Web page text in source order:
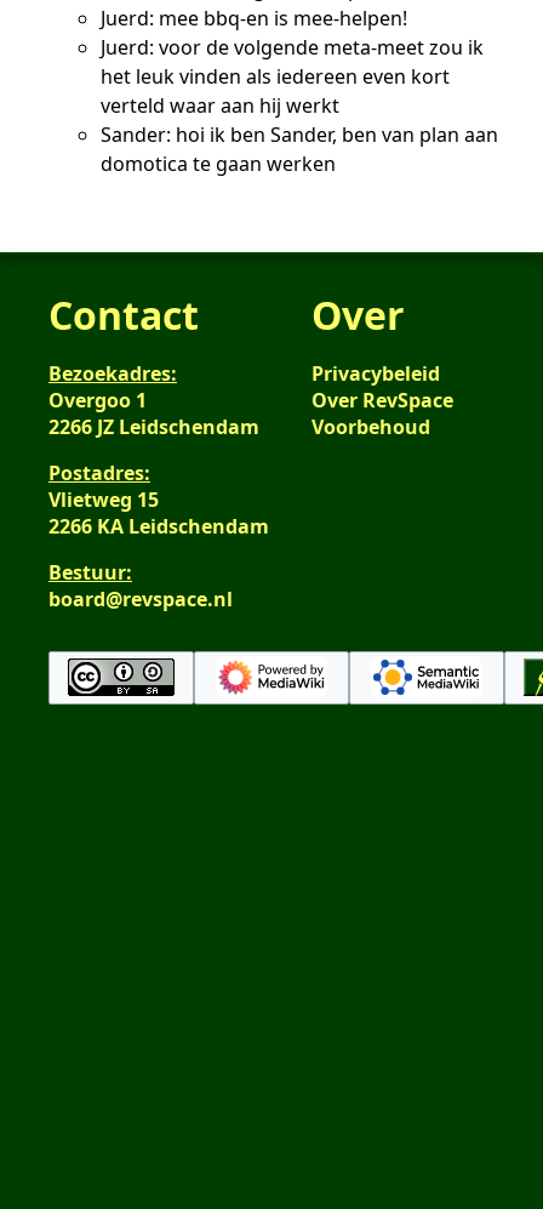
Juerd: mee bbq-en is mee-helpen!
Juerd: voor de volgende meta-meet zou ik
het leuk vinden als iedereen even kort
verteld waar aan hij werkt
Sander: hoi ik ben Sander, ben van plan aan
domotica te gaan werken
Contact
Bezoekadres:
Overgoo 1
2266 JZ Leidschendam
Postadres:
Vlietweg 15
2266 KA Leidschendam
Bestuur:
board@revspace.nl
Over
Privacybeleid
Over RevSpace
Voorbehoud